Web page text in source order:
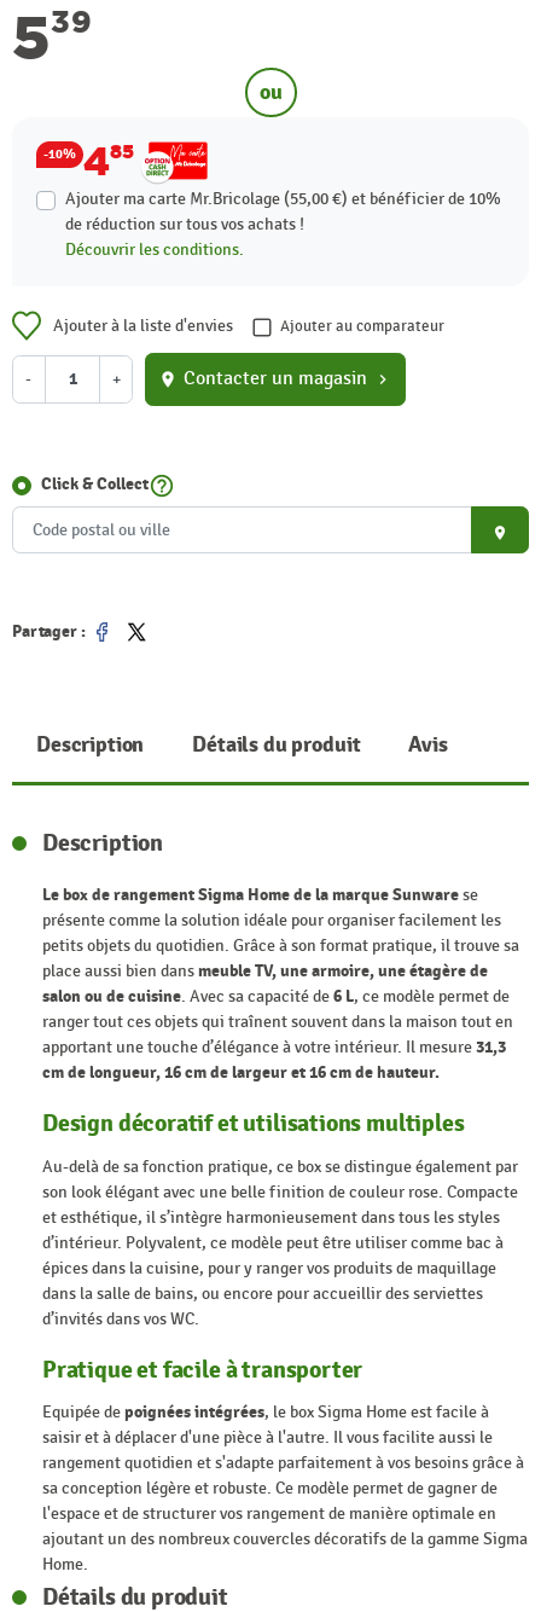
539
ou
-10% 485
Ajouter ma carte Mr.Bricolage (55,00 €) et bénéficier de 10%
de réduction sur tous vos achats !
Découvrir les conditions.
Ajouter à la liste d'envies Ajouter au comparateur
- + location_on Contacter un magasin chevron_right
Click & Collecthelp_outline
place
Partager :
Partager
Tweet
Description Détails du produit Avis
Description
Le box de rangement Sigma Home de la marque Sunwarese
présente comme la solution idéale pour organiser facilement les
petits objets du quotidien. Grâce à son format pratique, il trouve sa
place aussi bien dansmeuble TV, une armoire, une étagère de
salon ou de cuisine. Avec sa capacité de6 L, ce modèle permet de
ranger tout ces objets qui traînent souvent dans la maison tout en
apportant une touche d’élégance à votre intérieur. Il mesure31,3
cm de longueur, 16 cm de largeur et 16 cm de hauteur.
Design décoratif et utilisations multiples
Au-delà de sa fonction pratique, ce box se distingue également par
son look élégant avec une belle finition de couleur rose. Compacte
et esthétique, il s’intègre harmonieusement dans tous les styles
d’intérieur. Polyvalent, ce modèle peut être utiliser comme bac à
épices dans la cuisine, pour y ranger vos produits de maquillage
dans la salle de bains, ou encore pour accueillir des serviettes
d’invités dans vos WC.
Pratique et facile à transporter
Equipée depoignées intégrées, le box Sigma Home est facile à
saisir et à déplacer d'une pièce à l'autre. Il vous facilite aussi le
rangement quotidien et s'adapte parfaitement à vos besoins grâce à
sa conception légère et robuste. Ce modèle permet de gagner de
l'espace et de structurer vos rangement de manière optimale en
ajoutant un des nombreux couvercles décoratifs de la gamme Sigma
Home.
Détails du produit